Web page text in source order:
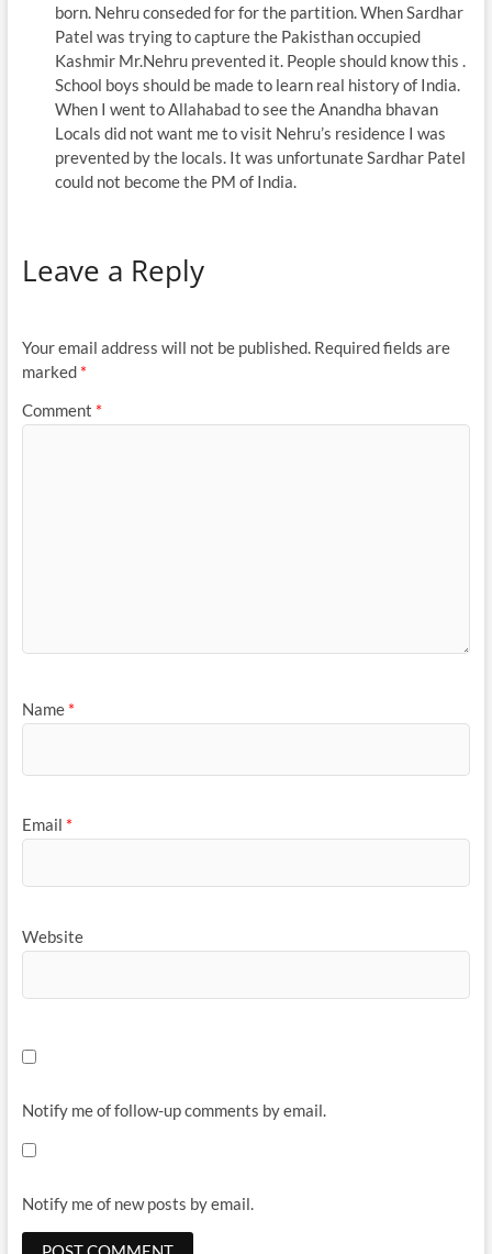
born. Nehru conseded for for the partition. When Sardhar
Patel was trying to capture the Pakisthan occupied
Kashmir Mr.Nehru prevented it. People should know this .
School boys should be made to learn real history of India.
When I went to Allahabad to see the Anandha bhavan
Locals did not want me to visit Nehru’s residence I was
prevented by the locals. It was unfortunate Sardhar Patel
could not become the PM of India.
Leave a Reply
Your email address will not be published. Required fields are
marked *
Comment *
Name *
Email *
Website
Notify me of follow-up comments by email.
Notify me of new posts by email.